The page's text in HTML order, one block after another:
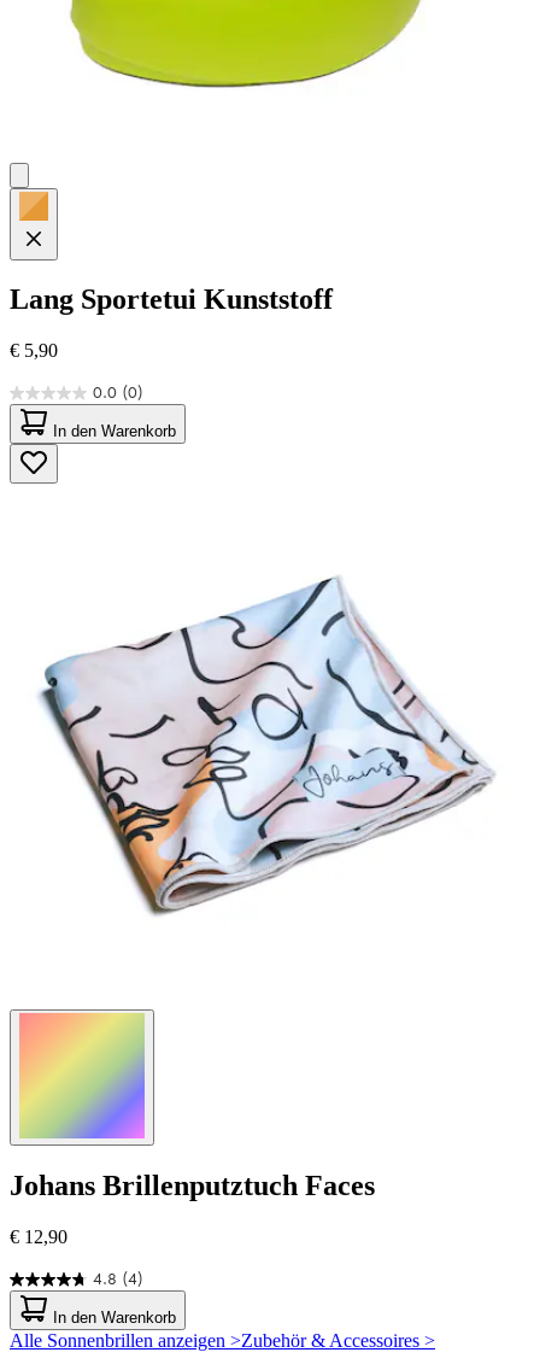
Lang Sportetui Kunststoff
€ 5,90
0.0 (0)
0.0
von
5
Sternen.
In den Warenkorb
Johans Brillenputztuch Faces
€ 12,90
4.8 (4)
4.8
von
5
Sternen.
In den Warenkorb
Alle Sonnenbrillen anzeigen >Zubehör & Accessoires >